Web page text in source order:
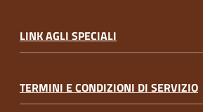
LINK AGLI SPECIALI
TERMINI E CONDIZIONI DI SERVIZIO